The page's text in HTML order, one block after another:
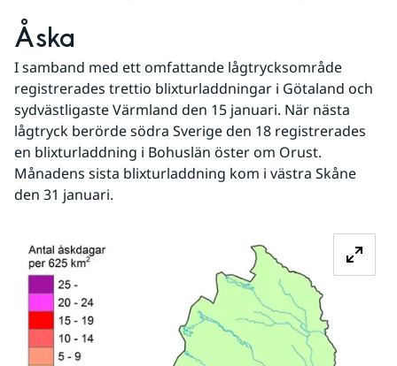
Åska
I samband med ett omfattande lågtrycksområde
registrerades trettio blixturladdningar i Götaland och
sydvästligaste Värmland den 15 januari. När nästa
lågtryck berörde södra Sverige den 18 registrerades
en blixturladdning i Bohuslän öster om Orust.
Månadens sista blixturladdning kom i västra Skåne
den 31 januari.